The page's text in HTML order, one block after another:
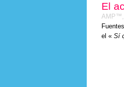
El
AMP™,
el « Sí